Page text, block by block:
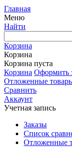
Главная
Меню
Найти
Корзина
Корзина
Корзина пуста
Корзина Оформить
Отложенные
Сравнить
Аккаунт
Учетная запись
Заказы
Список
Отложенные